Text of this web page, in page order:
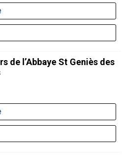
de l’Abbaye St Geniès des